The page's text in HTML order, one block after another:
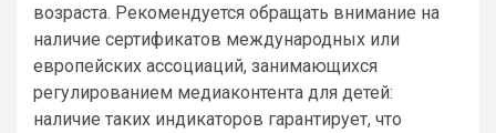
возраста. Рекомендуется обращать внимание на
наличие сертификатов международных или
европейских ассоциаций, занимающихся
регулированием медиаконтента для детей:
наличие таких индикаторов гарантирует, что